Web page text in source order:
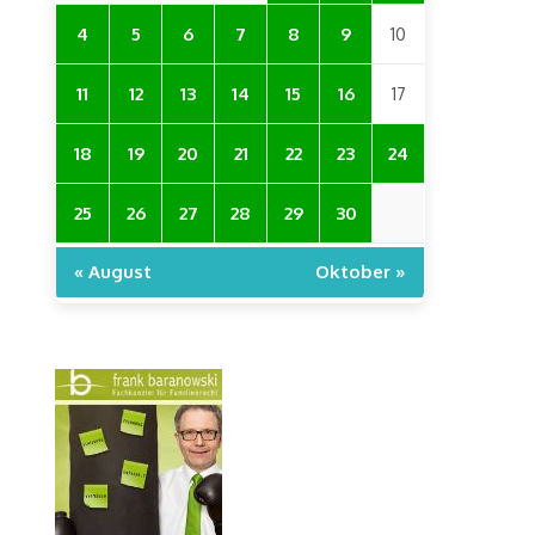
4 5 6 7 8 9 10
11 12 13 14 15 16 17
18 19 20 21 22 23 24
25 26 27 28 29 30
« August Oktober »